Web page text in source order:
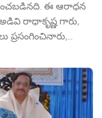
ఈ ఆరాధన
రాధాకృష్ణ గారు,
ప్రసంగించినారు,...